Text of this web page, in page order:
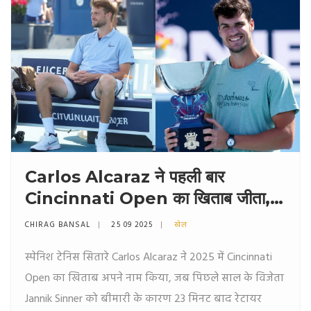
Carlos Alcaraz ने पहली बार
Cincinnati Open का खिताब जीता,
Sinner बीमारी से बाहर
CHIRAG BANSAL 25 09 2025 खेल
स्पेनिश टेनिस सितारे Carlos Alcaraz ने 2025 में Cincinnati
Open का खिताब अपने नाम किया, जब पिछले साल के विजेता
Jannik Sinner को बीमारी के कारण 23 मिनट बाद रेटायर